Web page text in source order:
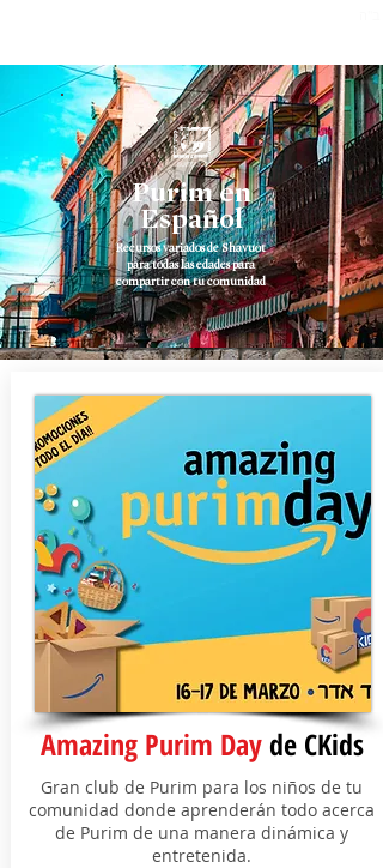
Purim en
Español
Recursos variados de Shavuot
para todas las edades para
compartir con tu comunidad
Amazing Purim Dayde CKids
Gran club de Purim para los niños de tu
comunidad donde aprenderán todo acerca
de Purim de una manera dinámica y
entretenida.